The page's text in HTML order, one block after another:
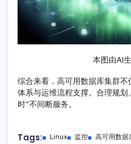
本图由AI
综合来看，高可用数据库集群
体系与运维流程支撑。合理规
时”不间断服务。
Tags: Linux 监控 高可用数据